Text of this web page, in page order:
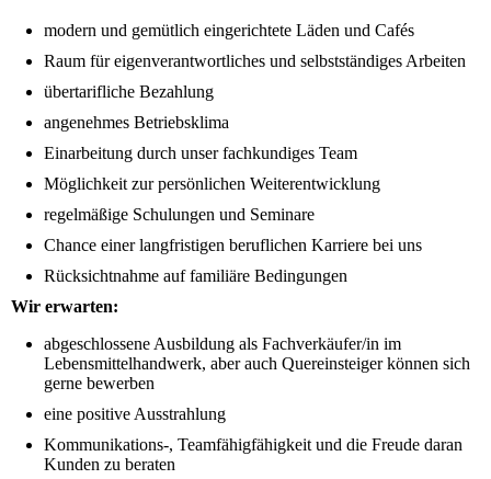
modern und gemütlich eingerichtete Läden und Cafés
Raum für eigenverantwortliches und selbstständiges Arbeiten
übertarifliche Bezahlung
angenehmes Betriebsklima
Einarbeitung durch unser fachkundiges Team
Möglichkeit zur persönlichen Weiterentwicklung
regelmäßige Schulungen und Seminare
Chance einer langfristigen beruflichen Karriere bei uns
Rücksichtnahme auf familiäre Bedingungen
Wir erwarten:
abgeschlossene Ausbildung als Fachverkäufer/in im
Lebensmittelhandwerk, aber auch Quereinsteiger können sich
gerne bewerben
eine positive Ausstrahlung
Kommunikations-, Teamfähigfähigkeit und die Freude daran
Kunden zu beraten